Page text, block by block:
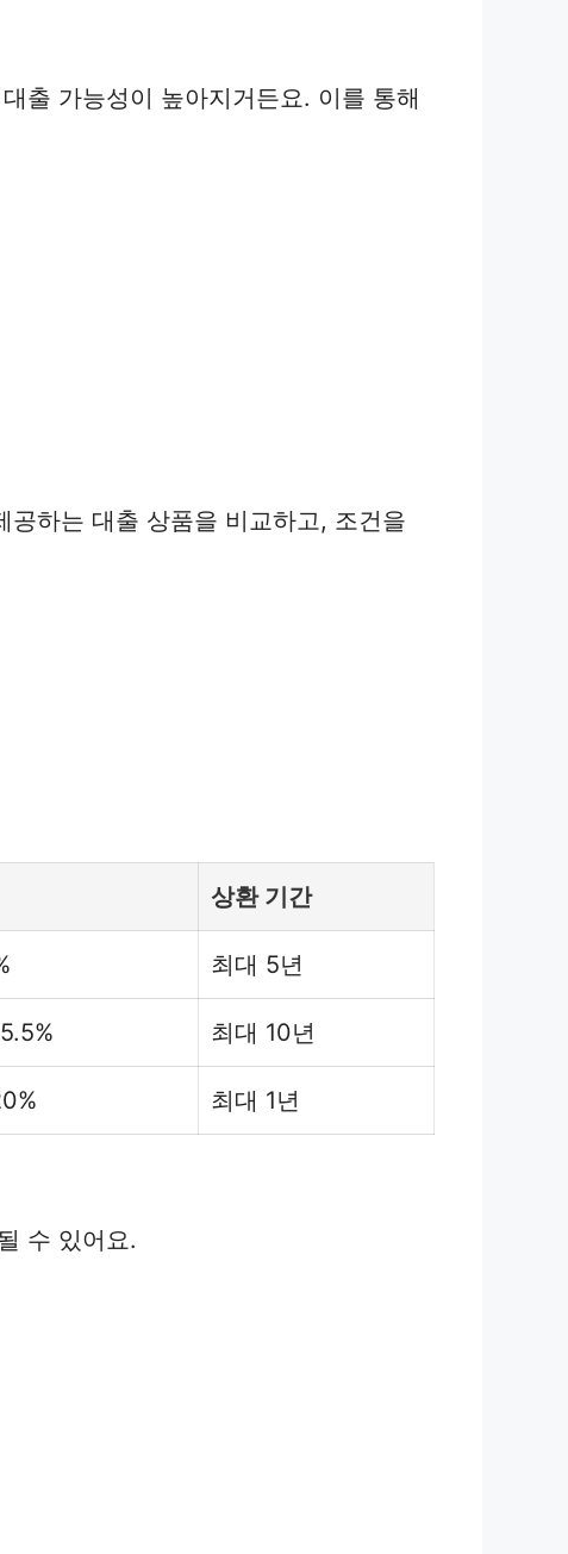
출 가능성이 높아지거든요. 이를 통해
하는 대출 상품을 비교하고, 조건을
상환 기간
최대 5년
최대 10년
최대 1년
수 있어요.